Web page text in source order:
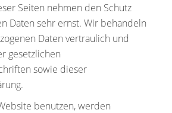
Seiten nehmen den Schutz
Daten sehr ernst. Wir behandeln
Daten vertraulich und
gesetzlichen
sowie dieser
benutzen, werden